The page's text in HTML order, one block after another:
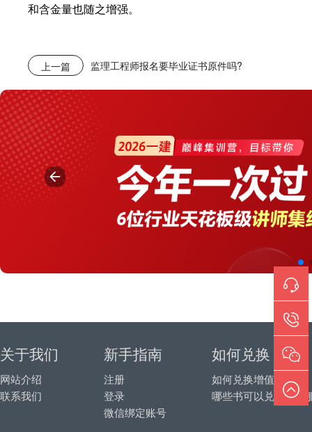
和含金量也随之增强。
上一篇 监理工程师报名要毕业证书原件吗?
关于我们
网站介绍
联系我们
新手指南
注册
登录
微信绑定账号
如何兑换
如何兑换增值服务
哪些书可以兑换增值